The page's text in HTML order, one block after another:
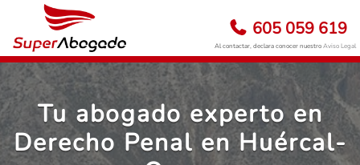
605 059 619
Al contactar, declara conocer nuestroAviso Legal
Tu abogado experto en
Derecho Penal en Huércal-